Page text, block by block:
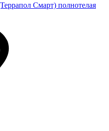
Смарт) полнотелая